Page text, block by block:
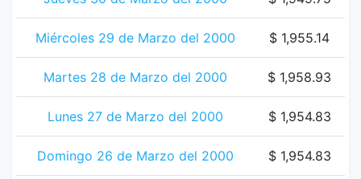
Miércoles 29 de Marzo del 2000 $ 1,955.14
Martes 28 de Marzo del 2000 $ 1,958.93
Lunes 27 de Marzo del 2000 $ 1,954.83
Domingo 26 de Marzo del 2000 $ 1,954.83